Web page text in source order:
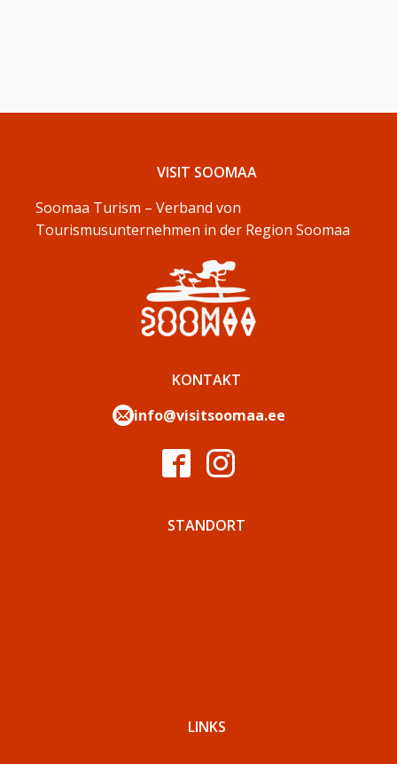
VISIT SOOMAA
Soomaa Turism – Verband von
Tourismusunternehmen in der Region Soomaa
KONTAKT
info@visitsoomaa.ee
STANDORT
LINKS